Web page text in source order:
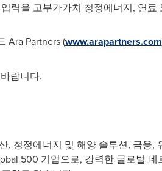
력을 고부가가치 청정에너지, 연료
Ara Partners (www.arapartners.com
랍니다.
청정에너지 및 해양 솔루션, 금융,
500 기업으로, 강력한 글로벌